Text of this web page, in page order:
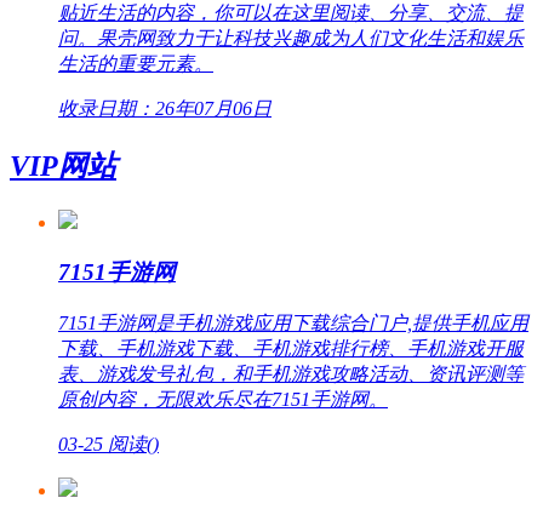
贴近生活的内容，你可以在这里阅读、分享、交流、提
问。果壳网致力于让科技兴趣成为人们文化生活和娱乐
生活的重要元素。
收录日期：26年07月06日
VIP网站
7151手游网
7151手游网是手机游戏应用下载综合门户,提供手机应用
下载、手机游戏下载、手机游戏排行榜、手机游戏开服
表、游戏发号礼包，和手机游戏攻略活动、资讯评测等
原创内容，无限欢乐尽在7151手游网。
03-25 阅读()